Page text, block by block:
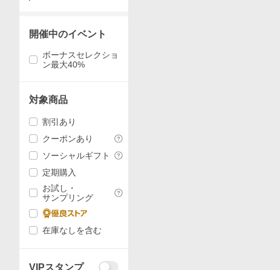
開催中のイベント
ボーナスセレクショ
ン最大40%
対象商品
割引あり
クーポンあり
ソーシャルギフト
定期購入
お試し・
サンプリング
在庫なしを含む
VIPスタンプ